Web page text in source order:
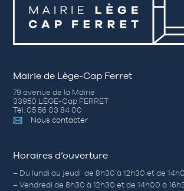
Mairie de Lège-Cap Ferret
79 avenue de la Mairie
33950 LÈGE-Cap FERRET
Tél. 05 56 03 84 00
Nous contacter
Horaires d’ouverture
– Du lundi au jeudi de 8h30 à 12h30 et de
– Vendredi de 8h30 à 12h30 et de 14h00 à